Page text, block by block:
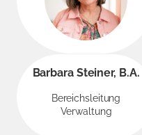
Barbara Steiner, B.A.
Bereichsleitung
Verwaltung